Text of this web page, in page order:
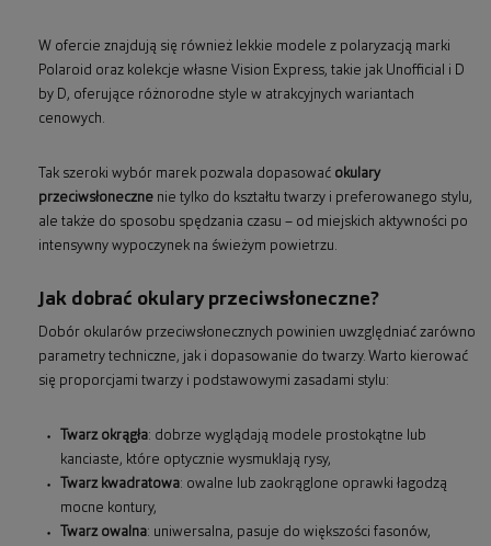
W ofercie znajdują się również lekkie modele z polaryzacją marki
Polaroid oraz kolekcje własne Vision Express, takie jak Unofficial i D
by D, oferujące różnorodne style w atrakcyjnych wariantach
cenowych.
Tak szeroki wybór marek pozwala dopasować okulary
przeciwsłoneczne nie tylko do kształtu twarzy i preferowanego stylu,
ale także do sposobu spędzania czasu – od miejskich aktywności po
intensywny wypoczynek na świeżym powietrzu.
Jak dobrać okulary przeciwsłoneczne?
Dobór okularów przeciwsłonecznych powinien uwzględniać zarówno
parametry techniczne, jak i dopasowanie do twarzy. Warto kierować
się proporcjami twarzy i podstawowymi zasadami stylu:
Twarz okrągła: dobrze wyglądają modele prostokątne lub
kanciaste, które optycznie wysmuklają rysy,
Twarz kwadratowa: owalne lub zaokrąglone oprawki łagodzą
mocne kontury,
Twarz owalna: uniwersalna, pasuje do większości fasonów,